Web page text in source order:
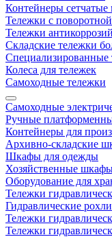
Контейнеры сетчатые
Тележки с
Тележки
Складские тележки
Специализированные
Колеса для тележек
Самоходные тележки
Самоходные
Ручные
Контейнеры для
Архивно-складские
Шкафы для одежды
Хозяйственные
Оборудование для
Тележки
Гидравлические рохли
Тележки
Тележки